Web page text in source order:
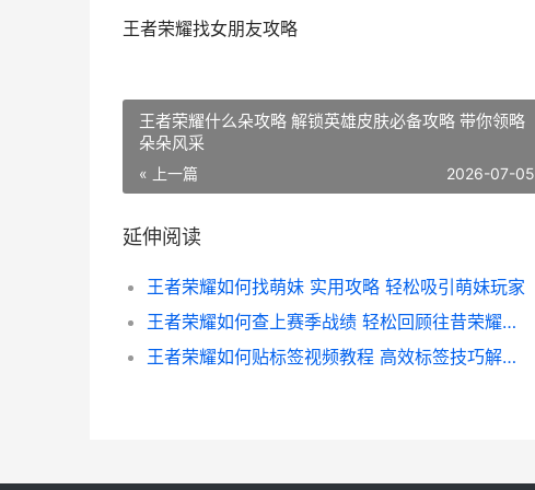
王者荣耀找女朋友攻略
王者荣耀什么朵攻略 解锁英雄皮肤必备攻略 带你领略
朵朵风采
« 上一篇 2026-07-05
延伸阅读
王者荣耀如何找萌妹 实用攻略 轻松吸引萌妹玩家
王者荣耀如何查上赛季战绩 轻松回顾往昔荣耀时刻指南
王者荣耀如何贴标签视频教程 高效标签技巧解析与应用